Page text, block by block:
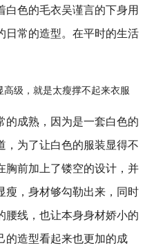
白色的毛衣吴谨言的下身用
日常的造型。在平时的生活
的成熟，因为是一套白色的
，为了让白色的服装显得不
胸前加上了镂空的设计，并
瘦，身材够勾勒出来，同时
腰线，也让本身身材娇小的
的造型看起来也更加的成